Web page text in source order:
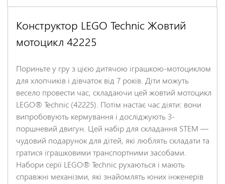
Конструктор LEGO Technic Жовтий
мотоцикл 42225
Пориньте у гру з цією дитячою іграшкою-мотоциклом
для хлопчиків і дівчаток від 7 років. Діти можуть
весело провести час, складаючи цей жовтий мотоцикл
LEGO® Technic (42225). Потім настає час діяти: вони
випробовують кермування і досліджують 3-
поршневий двигун. Цей набір для складання STEM —
чудовий подарунок для дітей, які люблять складати та
гратися іграшковими транспортними засобами.
Набори серії LEGO® Technic рухаються і мають
справжні механізми, які знайомлять юних інженерів
Залишіть відгук про цей товар першими
*
Ім'я
*
Заголовок відгуку
*
Відгук